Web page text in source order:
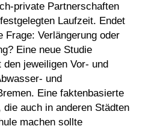
private Partnerschaften
Laufzeit. Endet
Verlängerung oder
Eine neue Studie
jeweiligen Vor- und
und
Eine faktenbasierte
die auch in anderen Städten
machen sollte